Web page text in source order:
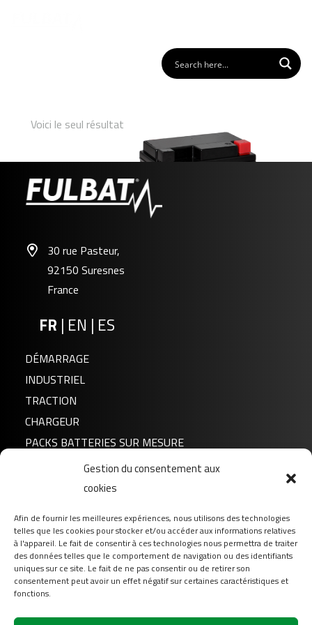
Gestion du consentement aux
cookies
Afin de fournir les meilleures expériences, nous utilisons des technologies
telles que les cookies pour stocker et/ou accéder aux informations relatives
à l'appareil. Le fait de consentir à ces technologies nous permettra de traiter
des données telles que le comportement de navigation ou des identifiants
uniques sur ce site. Le fait de ne pas consentir ou de retirer son
consentement peut avoir un effet négatif sur certaines caractéristiques et
fonctions.
Voici le seul résultat
30 rue Pasteur,
92150 Suresnes
France
FR | EN | ES
DÉMARRAGE
INDUSTRIEL
TRACTION
CHARGEUR
PACKS BATTERIES SUR MESURE
FAQ
Téléchargement
Login
Contact